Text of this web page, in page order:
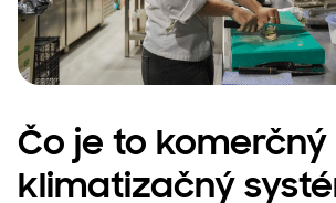
Čo je to komerčný
klimatizačný